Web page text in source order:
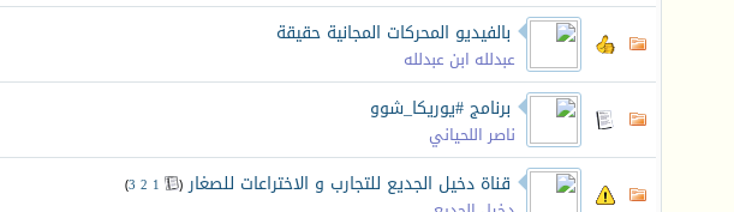
بالفيديو المحركات المجانية حقيقة
عبدلله ابن عبدلله
برنامج #يوريكا_شوو
ناصر اللحياني
قناة دخيل الجديع للتجارب و الاختراعات للصغار‏
(
1
2
3
)